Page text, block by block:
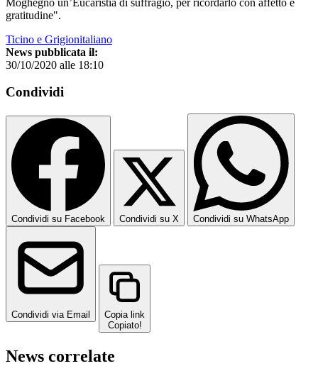
gratitudine".
Ticino e Grigionitaliano
News pubblicata il:
30/10/2020 alle 18:10
Condividi
Condividi su Facebook Condividi su X Condividi su WhatsApp
Condividi via Email
Copia link
Copiato!
News correlate